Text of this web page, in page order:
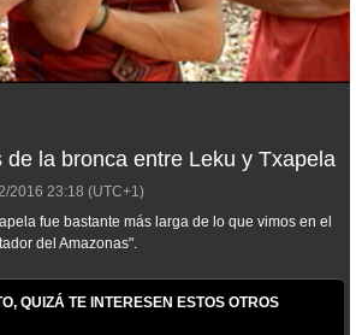
de la bronca entre Leku y Txapela
2016 23:18 (UTC+1)
fue bastante más larga de lo que vimos en el
del Amazonas".
QUIZÁ TE INTERESEN ESTOS OTROS